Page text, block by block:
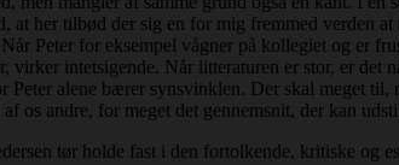
at her tilbød der sig en for mig fremmed verden
Peter for eksempel vågner på kollegiet og er
virker intetsigende. Når litteraturen er stor, er
Peter alene bærer synsvinklen. Der skal meget
os andre, for meget det gennemsnit, der kan
tør holde fast i den fortolkende, kritiske